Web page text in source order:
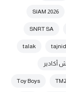
SIAM 2026
SNRT SA
talak
Toy Boys